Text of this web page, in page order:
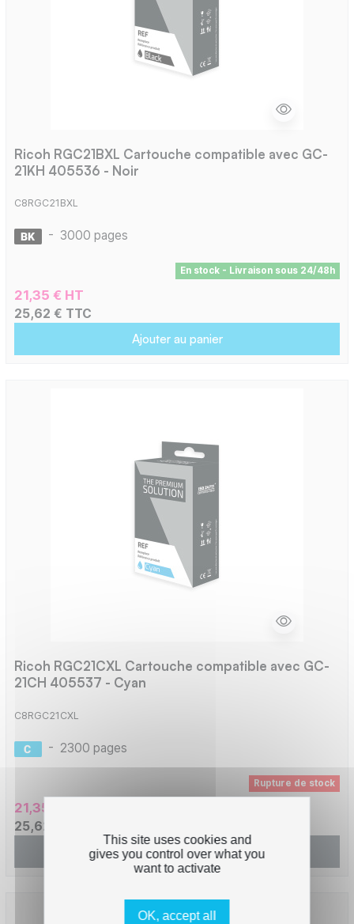
Ricoh RGC21BXL Cartouche compatible avec GC-
21KH 405536 - Noir
C8RGC21BXL
- 3000 pages
En stock - Livraison sous 24/48h
21,35 € HT
25,62 € TTC
Ajouter au panier
Ricoh RGC21CXL Cartouche compatible avec GC-
21CH 405537 - Cyan
C8RGC21CXL
- 2300 pages
Rupture de stock
21,35 € HT
25,62 € TTC
Afficher
This site uses cookies and
gives you control over what you
want to activate
OK, accept all